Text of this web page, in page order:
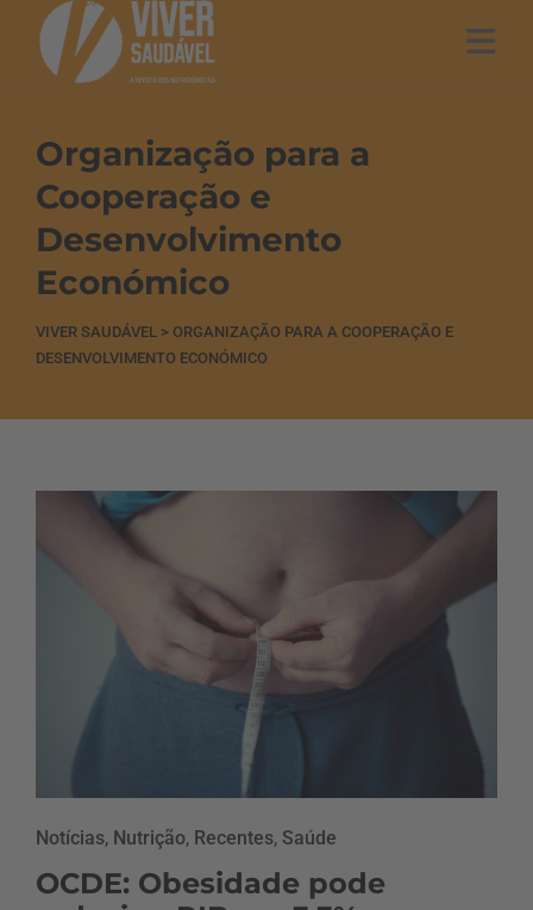
Organização para a
Cooperação e
Desenvolvimento
Económico
VIVER SAUDÁVEL > ORGANIZAÇÃO PARA A COOPERAÇÃO E
DESENVOLVIMENTO ECONÓMICO
Notícias, Nutrição, Recentes, Saúde
OCDE: Obesidade pode